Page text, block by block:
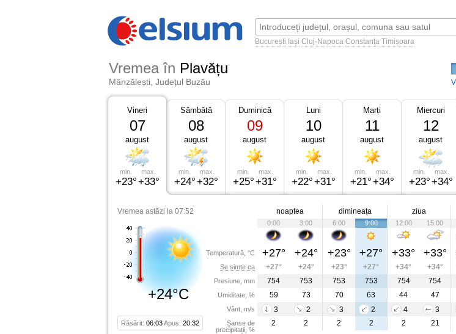
București Iași Cluj-Napoca Constanța Timișoara
Vremea în Plavățu
Mânzălești, Județul Buzău
Vineri
07
august
min.
+23°
max.
+33°
Sâmbătă
08
august
min.
+24°
max.
+32°
Duminică
09
august
min.
+25°
max.
+31°
Luni
10
august
min.
+22°
max.
+31°
Marți
11
august
min.
+21°
max.
+34°
Miercuri
12
august
min.
+23°
max.
+34°
Vremea astăzi la 07:52
+24°C
Răsărit: 06:03Apus: 20:32
Temperatură, °C
Se simte ca
Presiune, mm
Umiditate, %
Vânt, m/s
Șanse de
precipitații, %
noaptea dimineața ziua
0:00 3:00 6:00 9:00 12:00 15:00
+27° +24° +23° +27° +33° +33°
+27° +24° +23° +27° +34° +34°
754
753 753 753 754 754
59
73 70 63 44 47
3
2 3 2 4 3
2
2 2 2 2 21